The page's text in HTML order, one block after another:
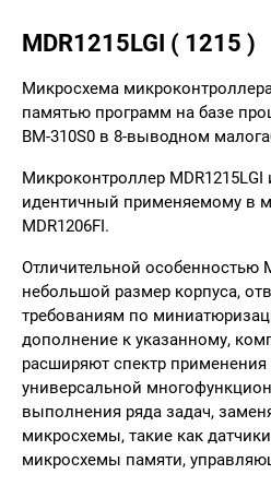
MDR1215LGI ( 1215 )
Микросхема
памятью программ на базе
BM-310S0 в 8-выводном
Микроконтроллер MDR1215LGI
идентичный применяемому в
MDR1206FI.
Отличительной особенностью
небольшой размер корпуса,
требованиям по
дополнение к указанному,
расширяют спектр применения
универсальной
выполнения ряда задач,
микросхемы, такие как
микросхемы памяти,